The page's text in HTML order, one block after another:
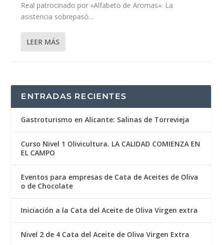
Real patrocinado por «Alfabeto de Aromas». La
asistencia sobrepasó...
LEER MÁS
ENTRADAS RECIENTES
Gastroturismo en Alicante: Salinas de Torrevieja
Curso Nivel 1 Olivicultura. LA CALIDAD COMIENZA EN
EL CAMPO
Eventos para empresas de Cata de Aceites de Oliva
o de Chocolate
Iniciación a la Cata del Aceite de Oliva Virgen extra
Nivel 2 de 4 Cata del Aceite de Oliva Virgen Extra